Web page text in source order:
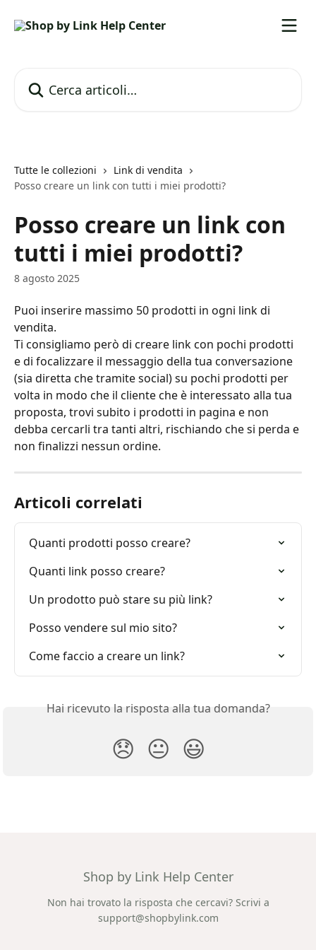
Tutte le collezioni
Link di vendita
Posso creare un link con tutti i miei prodotti?
Posso creare un link con
tutti i miei prodotti?
8 agosto 2025
Puoi inserire massimo 50 prodotti in ogni link di
vendita.
Ti consigliamo però di creare link con pochi prodotti
e di focalizzare il messaggio della tua conversazione
(sia diretta che tramite social) su pochi prodotti per
volta in modo che il cliente che è interessato alla tua
proposta, trovi subito i prodotti in pagina e non
debba cercarli tra tanti altri, rischiando che si perda e
non finalizzi nessun ordine.
Articoli correlati
Quanti prodotti posso creare?
Quanti link posso creare?
Un prodotto può stare su più link?
Posso vendere sul mio sito?
Come faccio a creare un link?
Hai ricevuto la risposta alla tua domanda?
😞 😐 😃
Shop by Link Help Center
Non hai trovato la risposta che cercavi? Scrivi a
support@shopbylink.com